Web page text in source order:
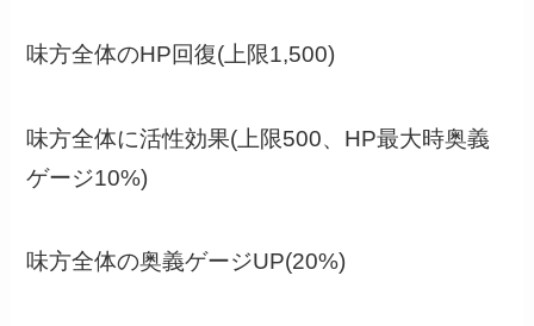
味方全体のHP回復(上限1,500)
味方全体に活性効果(上限500、HP最大時奥義
ゲージ10%)
味方全体の奥義ゲージUP(20%)